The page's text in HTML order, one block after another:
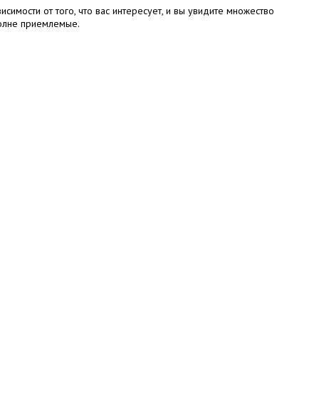
от того, что вас интересует, и вы увидите множество
приемлемые.